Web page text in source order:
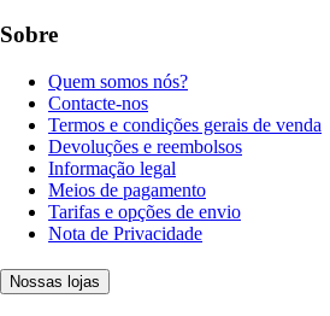
Sobre
Quem somos nós?
Contacte-nos
Termos e condições gerais de venda
Devoluções e reembolsos
Informação legal
Meios de pagamento
Tarifas e opções de envio
Nota de Privacidade
Nossas lojas